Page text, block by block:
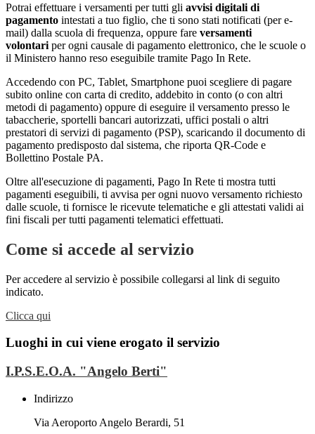
Potrai effettuare i versamenti per tutti gli avvisi digitali di
pagamento intestati a tuo figlio, che ti sono stati notificati (per e-
mail) dalla scuola di frequenza, oppure fare versamenti
volontari per ogni causale di pagamento elettronico, che le scuole o
il Ministero hanno reso eseguibile tramite Pago In Rete.
Accedendo con PC, Tablet, Smartphone puoi scegliere di pagare
subito online con carta di credito, addebito in conto (o con altri
metodi di pagamento) oppure di eseguire il versamento presso le
tabaccherie, sportelli bancari autorizzati, uffici postali o altri
prestatori di servizi di pagamento (PSP), scaricando il documento di
pagamento predisposto dal sistema, che riporta QR-Code e
Bollettino Postale PA.
Oltre all'esecuzione di pagamenti, Pago In Rete ti mostra tutti
pagamenti eseguibili, ti avvisa per ogni nuovo versamento richiesto
dalle scuole, ti fornisce le ricevute telematiche e gli attestati validi ai
fini fiscali per tutti pagamenti telematici effettuati.
Come si accede al servizio
Per accedere al servizio è possibile collegarsi al link di seguito
indicato.
Clicca qui
Luoghi in cui viene erogato il servizio
I.P.S.E.O.A. "Angelo Berti"
Indirizzo
Via Aeroporto Angelo Berardi, 51